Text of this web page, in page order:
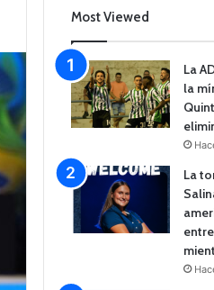
Most Viewed
La
la
La